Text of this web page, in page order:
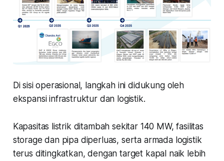
Di sisi operasional, langkah ini didukung oleh
ekspansi infrastruktur dan logistik.
Kapasitas listrik ditambah sekitar 140 MW, fasilitas
storage dan pipa diperluas, serta armada logistik
terus ditingkatkan, dengan target kapal naik lebih